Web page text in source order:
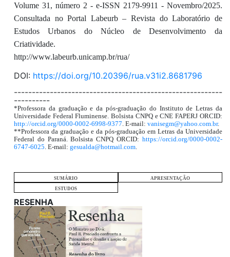
Volume 31, número 2 - e-ISSN 2179-9911 - Novembro/2025.
Consultada no Portal Labeurb – Revista do Laboratório de
Estudos Urbanos do Núcleo de Desenvolvimento da
Criatividade.
http://www.labeurb.unicamp.br/rua/
DOI: https://doi.org/10.20396/rua.v31i2.8681796
----------------------------------------------------------
----------
*Professora da graduação e da pós-graduação do Instituto de Letras da
Universidade Federal Fluminense. Bolsista CNPQ e CNE FAPERJ ORCID:
http://orcid.org/0000-0002-6998-9377 . E-mail: vanisegm@yahoo.com.br.
**Professora da graduação e da pós-graduação em Letras da Universidade
Federal do Paraná. Bolsista CNPQ ORCID: https://orcid.org/0000-0002-
6747-6025 . E-mail: gesualda@hotmail.com.
SUMÁRIO
APRESENTAÇÃO
ESTUDOS
RESENHA